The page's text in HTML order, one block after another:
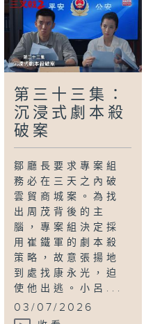
第三十三集：
沉浸式劇本殺
破案
鄒廳長要求專案組
務必在三天之內破
雲貿商城案。為找
出周茂背後的主
腦，專案組決定採
用崔鐵軍的劇本殺
策略，故意張揚地
到處找康永光，迫
使他出逃。小呂...
03/07/2026